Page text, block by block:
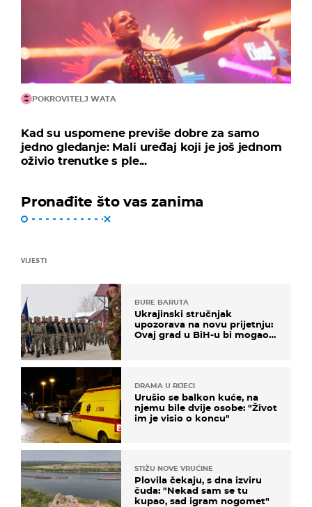
POKROVITELJ WATA
Kad su uspomene previše dobre za samo
jedno gledanje: Mali uređaj koji je još jednom
oživio trenutke s ple...
Pronađite što vas zanima
VIJESTI
BURE BARUTA
Ukrajinski stručnjak
upozorava na novu prijetnju:
Ovaj grad u BiH-u bi mogao
DRAMA U RIJECI
Urušio se balkon kuće, na
njemu bile dvije osobe: "Život
im je visio o koncu"
STIŽU NOVE VRUĆINE
Plovila čekaju, s dna izviru
čuda: "Nekad sam se tu
kupao, sad igram nogomet"